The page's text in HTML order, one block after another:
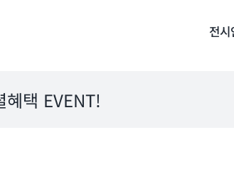
전시
택 EVENT!